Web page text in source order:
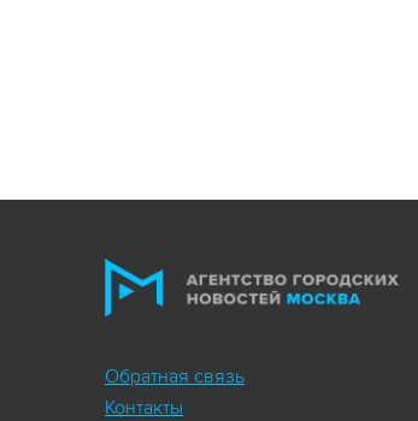
Обратная связь
Контакты